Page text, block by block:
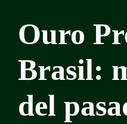
Ouro
Brasil:
del